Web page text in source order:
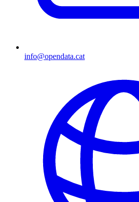
info@opendata.cat